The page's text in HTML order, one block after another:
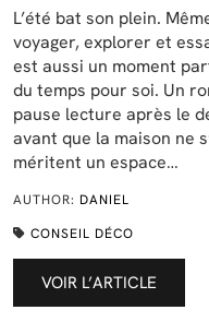
L’été bat son plein.
voyager, explorer et
est aussi un moment
du temps pour soi. Un
pause lecture après le
avant que la maison ne
méritent un espace…
AUTHOR: DANIEL
CONSEIL DÉCO
VOIR L’ARTICLE